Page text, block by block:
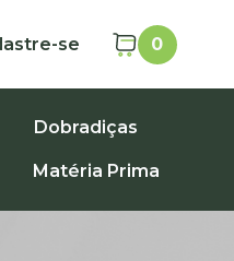
se 0
Dobradiças
Matéria Prima